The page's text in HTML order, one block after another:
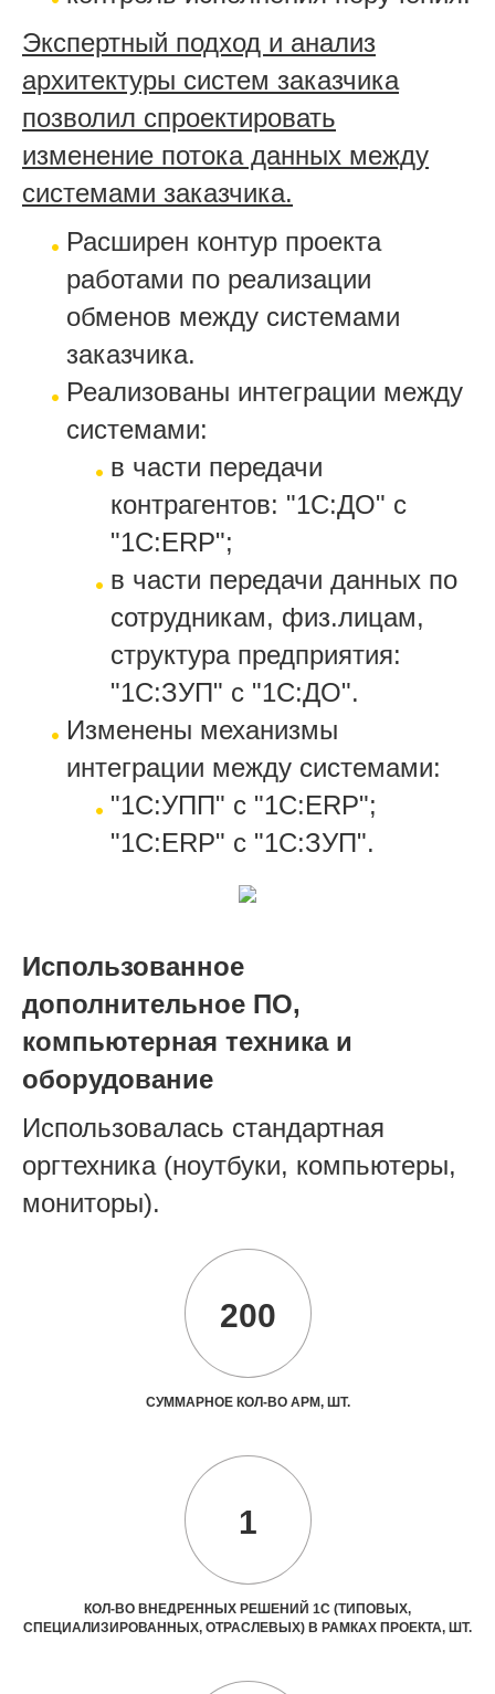
Экспертный подход и анализ
архитектуры систем заказчика
позволил спроектировать
изменение потока данных между
системами заказчика.
Расширен контур проекта
работами по реализации
обменов между системами
заказчика.
Реализованы интеграции между
системами:
в части передачи
контрагентов: "1С:ДО" с
"1С:ERP";
в части передачи данных по
сотрудникам, физ.лицам,
структура предприятия:
"1С:ЗУП" с "1С:ДО".
Изменены механизмы
интеграции между системами:
"1С:УПП" с "1С:ERP";
"1С:ERP" с "1С:ЗУП".
Использованное
дополнительное ПО,
компьютерная техника и
оборудование
Использовалась стандартная
оргтехника (ноутбуки, компьютеры,
мониторы).
200
СУММАРНОЕ КОЛ-ВО АРМ, ШТ.
1
КОЛ-ВО ВНЕДРЕННЫХ РЕШЕНИЙ 1С (ТИПОВЫХ,
СПЕЦИАЛИЗИРОВАННЫХ, ОТРАСЛЕВЫХ) В РАМКАХ ПРОЕКТА, ШТ.